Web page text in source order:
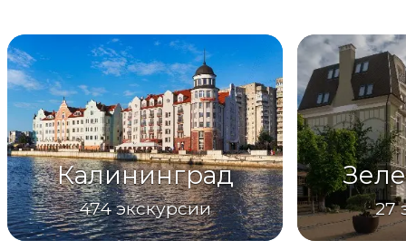
Калининград
474 экскурсии 27